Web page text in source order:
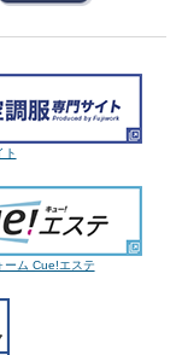
ト
ーム Cue!エステ